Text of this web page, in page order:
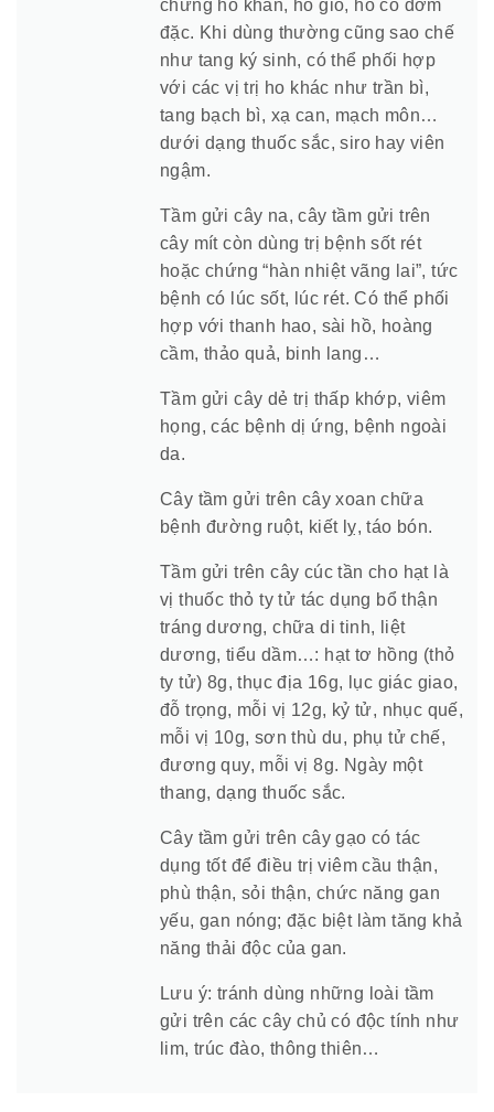
chứng ho khan, ho gió, ho có đờm
đặc. Khi dùng thường cũng sao chế
như tang ký sinh, có thể phối hợp
với các vị trị ho khác như trần bì,
tang bạch bì, xạ can, mạch môn…
dưới dạng thuốc sắc, siro hay viên
ngậm.
Tầm gửi cây na, cây tầm gửi trên
cây mít còn dùng trị bệnh sốt rét
hoặc chứng “hàn nhiệt vãng lai”, tức
bệnh có lúc sốt, lúc rét. Có thể phối
hợp với thanh hao, sài hồ, hoàng
cầm, thảo quả, binh lang…
Tầm gửi cây dẻ trị thấp khớp, viêm
họng, các bệnh dị ứng, bệnh ngoài
da.
Cây tầm gửi trên cây xoan chữa
bệnh đường ruột, kiết lỵ, táo bón.
Tầm gửi trên cây cúc tần cho hạt là
vị thuốc thỏ ty tử tác dụng bổ thận
tráng dương, chữa di tinh, liệt
dương, tiểu dầm…: hạt tơ hồng (thỏ
ty tử) 8g, thục địa 16g, lục giác giao,
đỗ trọng, mỗi vị 12g, kỷ tử, nhục quế,
mỗi vị 10g, sơn thù du, phụ tử chế,
đương quy, mỗi vị 8g. Ngày một
thang, dạng thuốc sắc.
Cây tầm gửi trên cây gạo có tác
dụng tốt để điều trị viêm cầu thận,
phù thận, sỏi thận, chức năng gan
yếu, gan nóng; đặc biệt làm tăng khả
năng thải độc của gan.
Lưu ý: tránh dùng những loài tầm
gửi trên các cây chủ có độc tính như
lim, trúc đào, thông thiên…
Hội Đông Y TP. Hà Nội
Phái đoàn Liên minh Châu Âu tại
Việt Nam
Hiệp hội bệnh viện tư nhân Việt
Nam
BYT